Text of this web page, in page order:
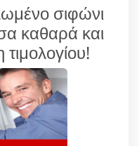
σιφώνι
καθαρά και